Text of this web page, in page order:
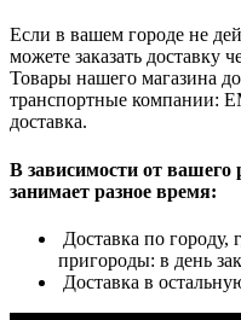
Если в вашем городе не
можете заказать доставку
Товары нашего магазина
транспортные компании:
доставка.
В зависимости от вашего
занимает разное время:
Доставка по городу,
пригороды: в день
Доставка в